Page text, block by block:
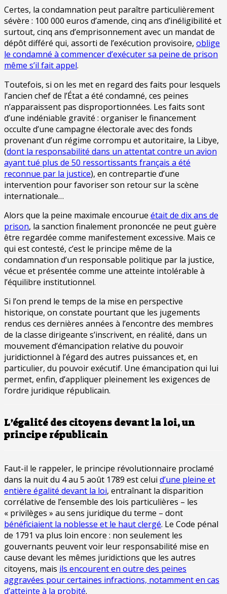
Certes, la condamnation peut paraître particulièrement
sévère : 100 000 euros d’amende, cinq ans d’inéligibilité et
surtout, cinq ans d’emprisonnement avec un mandat de
dépôt différé qui, assorti de l’exécution provisoire, oblige
le condamné à commencer d’exécuter sa peine de prison
même s’il fait appel.
Toutefois, si on les met en regard des faits pour lesquels
l’ancien chef de l’État a été condamné, ces peines
n’apparaissent pas disproportionnées. Les faits sont
d’une indéniable gravité : organiser le financement
occulte d’une campagne électorale avec des fonds
provenant d’un régime corrompu et autoritaire, la Libye,
(dont la responsabilité dans un attentat contre un avion
ayant tué plus de 50 ressortissants français a été
reconnue par la justice), en contrepartie d’une
intervention pour favoriser son retour sur la scène
internationale…
Alors que la peine maximale encourue était de dix ans de
prison, la sanction finalement prononcée ne peut guère
être regardée comme manifestement excessive. Mais ce
qui est contesté, c’est le principe même de la
condamnation d’un responsable politique par la justice,
vécue et présentée comme une atteinte intolérable à
l’équilibre institutionnel.
Si l’on prend le temps de la mise en perspective
historique, on constate pourtant que les jugements
rendus ces dernières années à l’encontre des membres
de la classe dirigeante s’inscrivent, en réalité, dans un
mouvement d’émancipation relative du pouvoir
juridictionnel à l’égard des autres puissances et, en
particulier, du pouvoir exécutif. Une émancipation qui lui
permet, enfin, d’appliquer pleinement les exigences de
l’ordre juridique républicain.
L’égalité des citoyens devant la loi, un
principe républicain
Faut-il le rappeler, le principe révolutionnaire proclamé
dans la nuit du 4 au 5 août 1789 est celui d’une pleine et
entière égalité devant la loi, entraînant la disparition
corrélative de l’ensemble des lois particulières – les
« privilèges » au sens juridique du terme – dont
bénéficiaient la noblesse et le haut clergé. Le Code pénal
de 1791 va plus loin encore : non seulement les
gouvernants peuvent voir leur responsabilité mise en
cause devant les mêmes juridictions que les autres
citoyens, mais ils encourent en outre des peines
aggravées pour certaines infractions, notamment en cas
d’atteinte à la probité.